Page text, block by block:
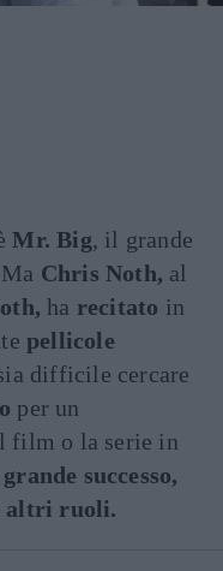
Mr. Big, il grande
Ma Chris Noth, al
ha recitato in
pellicole
difficile cercare
per un
film o la serie in
grande successo,
altri ruoli.